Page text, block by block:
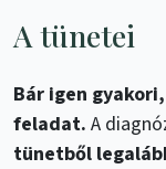
A tünetei
Bár igen
feladat. A
tünetből